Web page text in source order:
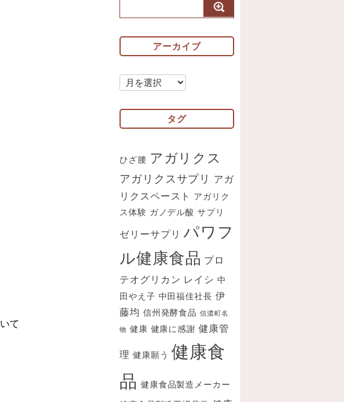
て
アーカイブ
ア
カ
イ
タグ
ひざ腰 アガリクス
アガリクスサプリ
アガ
リクスペースト
アガリク
ス体験 ガノデル酸 サプリ
ゼリーサプリ パワフ
ル健康食品 プロ
テオグリカン レイシ 中
田やえ子 中田福佳社長 伊
藤均 信州発酵食品 信濃町名
物 健康 健康に感謝 健康管
理 健康願う 健康食
品 健康食品製造メーカー